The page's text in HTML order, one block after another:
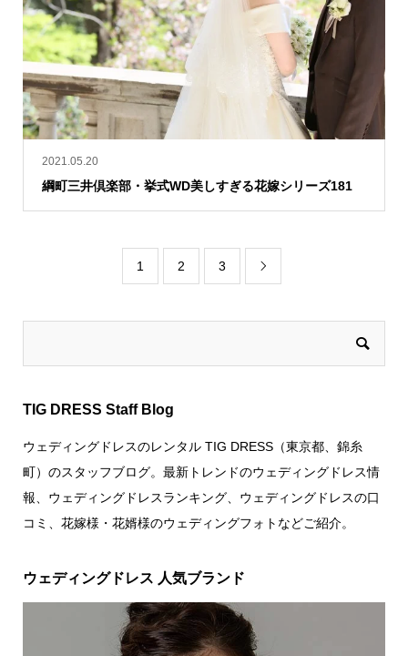
2021.05.20
綱町三井倶楽部・挙式WD美しすぎる花嫁シリーズ181
1 2 3 
TIG DRESS Staff Blog
ウェディングドレスのレンタル TIG DRESS（東京都、錦糸
町）のスタッフブログ。最新トレンドのウェディングドレス情
報、ウェディングドレスランキング、ウェディングドレスの口
コミ、花嫁様・花婿様のウェディングフォトなどご紹介。
ウェディングドレス 人気ブランド